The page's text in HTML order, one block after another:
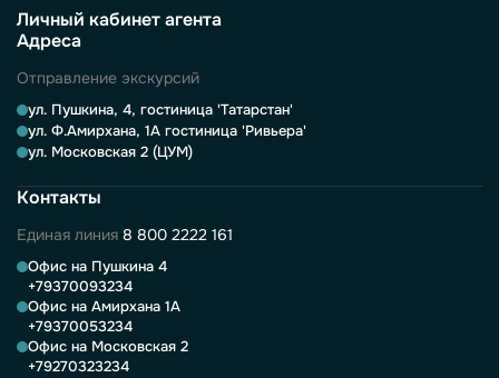
Личный кабинет агента
Адреса
Отправление экскурсий
ул. Пушкина, 4, гостиница 'Татарстан'
ул. Ф.Амирхана, 1А гостиница 'Ривьера'
ул. Московская 2 (ЦУМ)
Контакты
Единая линия 8 800 2222 161
Офис на Пушкина 4
+79370093234
Офис на Амирхана 1А
+79370053234
Офис на Московская 2
+79270323234